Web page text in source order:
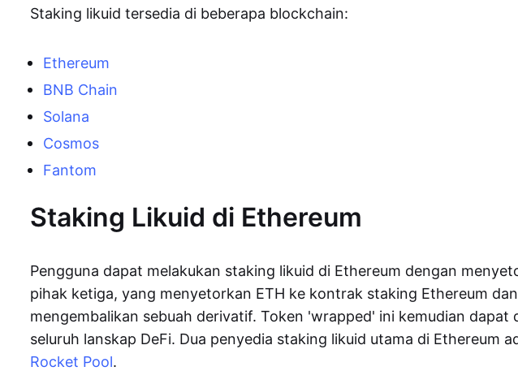
Staking likuid tersedia di beberapa blockchain:
Ethereum
BNB Chain
Solana
Cosmos
Fantom
Staking Likuid di Ethereum
Pengguna dapat melakukan staking likuid di Ethereum dengan
pihak ketiga, yang menyetorkan ETH ke kontrak staking Ethereum dan
mengembalikan sebuah derivatif. Token 'wrapped' ini kemudian dapat
seluruh lanskap DeFi. Dua penyedia staking likuid utama di Ethereum
Rocket Pool.